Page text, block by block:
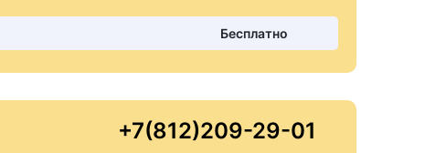
Бесплатно
+7(812)209-29-01